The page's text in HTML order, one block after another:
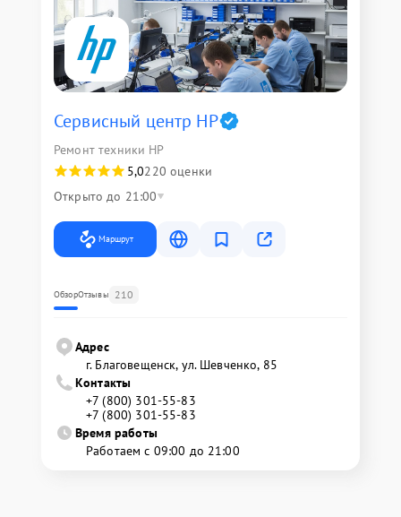
Сервисный центр HP
Ремонт техники HP
5,0220 оценки
Открыто до 21:00
Маршрут
ОбзорОтзывы 210
Адрес
г. Благовещенск, ул. Шевченко, 85
Контакты
+7 (800) 301-55-83
+7 (800) 301-55-83
Время работы
Работаем с 09:00 до 21:00